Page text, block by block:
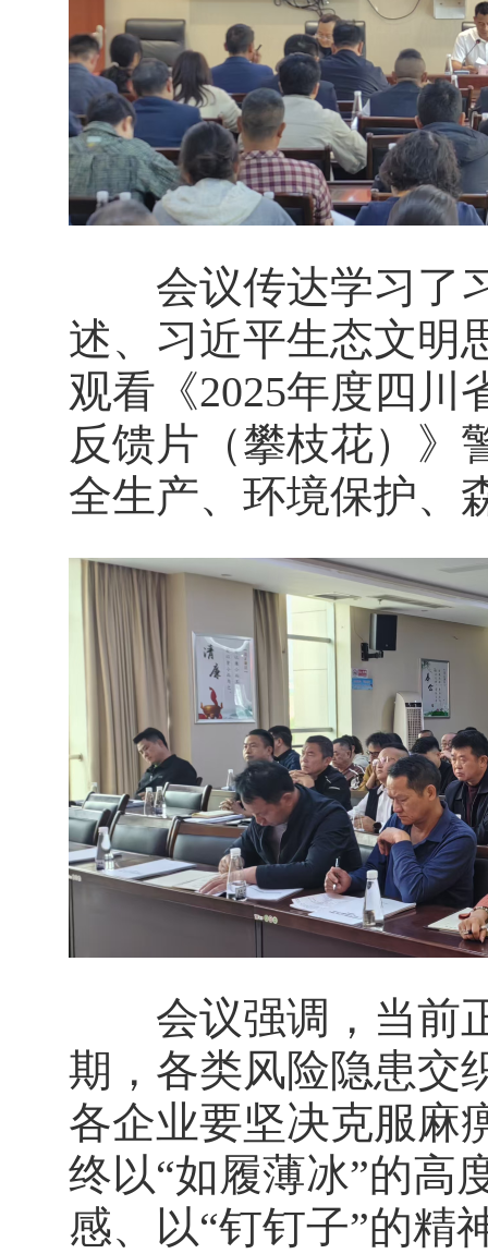
会议传达学习了习
述、习近平生态文明
观看《2025年度四川
反馈片（攀枝花）》
全生产、环境保护、
会议强调，当前正
期，各类风险隐患交
各企业要坚决克服麻
终以“如履薄冰”的高
感、以“钉钉子”的精